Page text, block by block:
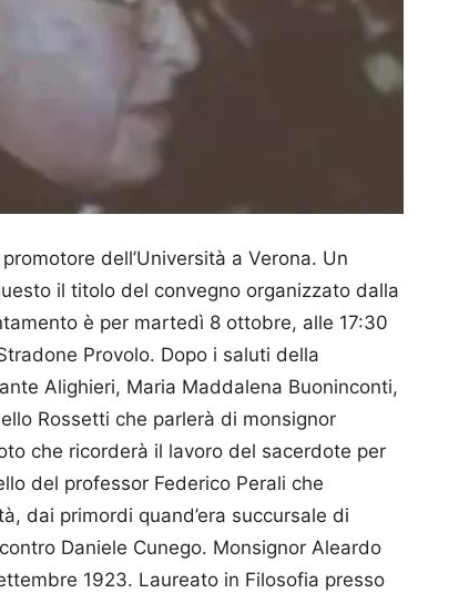
dell’Università a Verona. Un
il titolo del convegno organizzato dalla
è per martedì 8 ottobre, alle 17:30
Provolo. Dopo i saluti della
Alighieri, Maria Maddalena Buoninconti,
Rossetti che parlerà di monsignor
che ricorderà il lavoro del sacerdote per
del professor Federico Perali che
dai primordi quand’era succursale di
Daniele Cunego. Monsignor Aleardo
1923. Laureato in Filosofia presso